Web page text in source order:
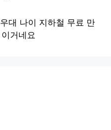
대 나이 지하철 무료 만
거네요